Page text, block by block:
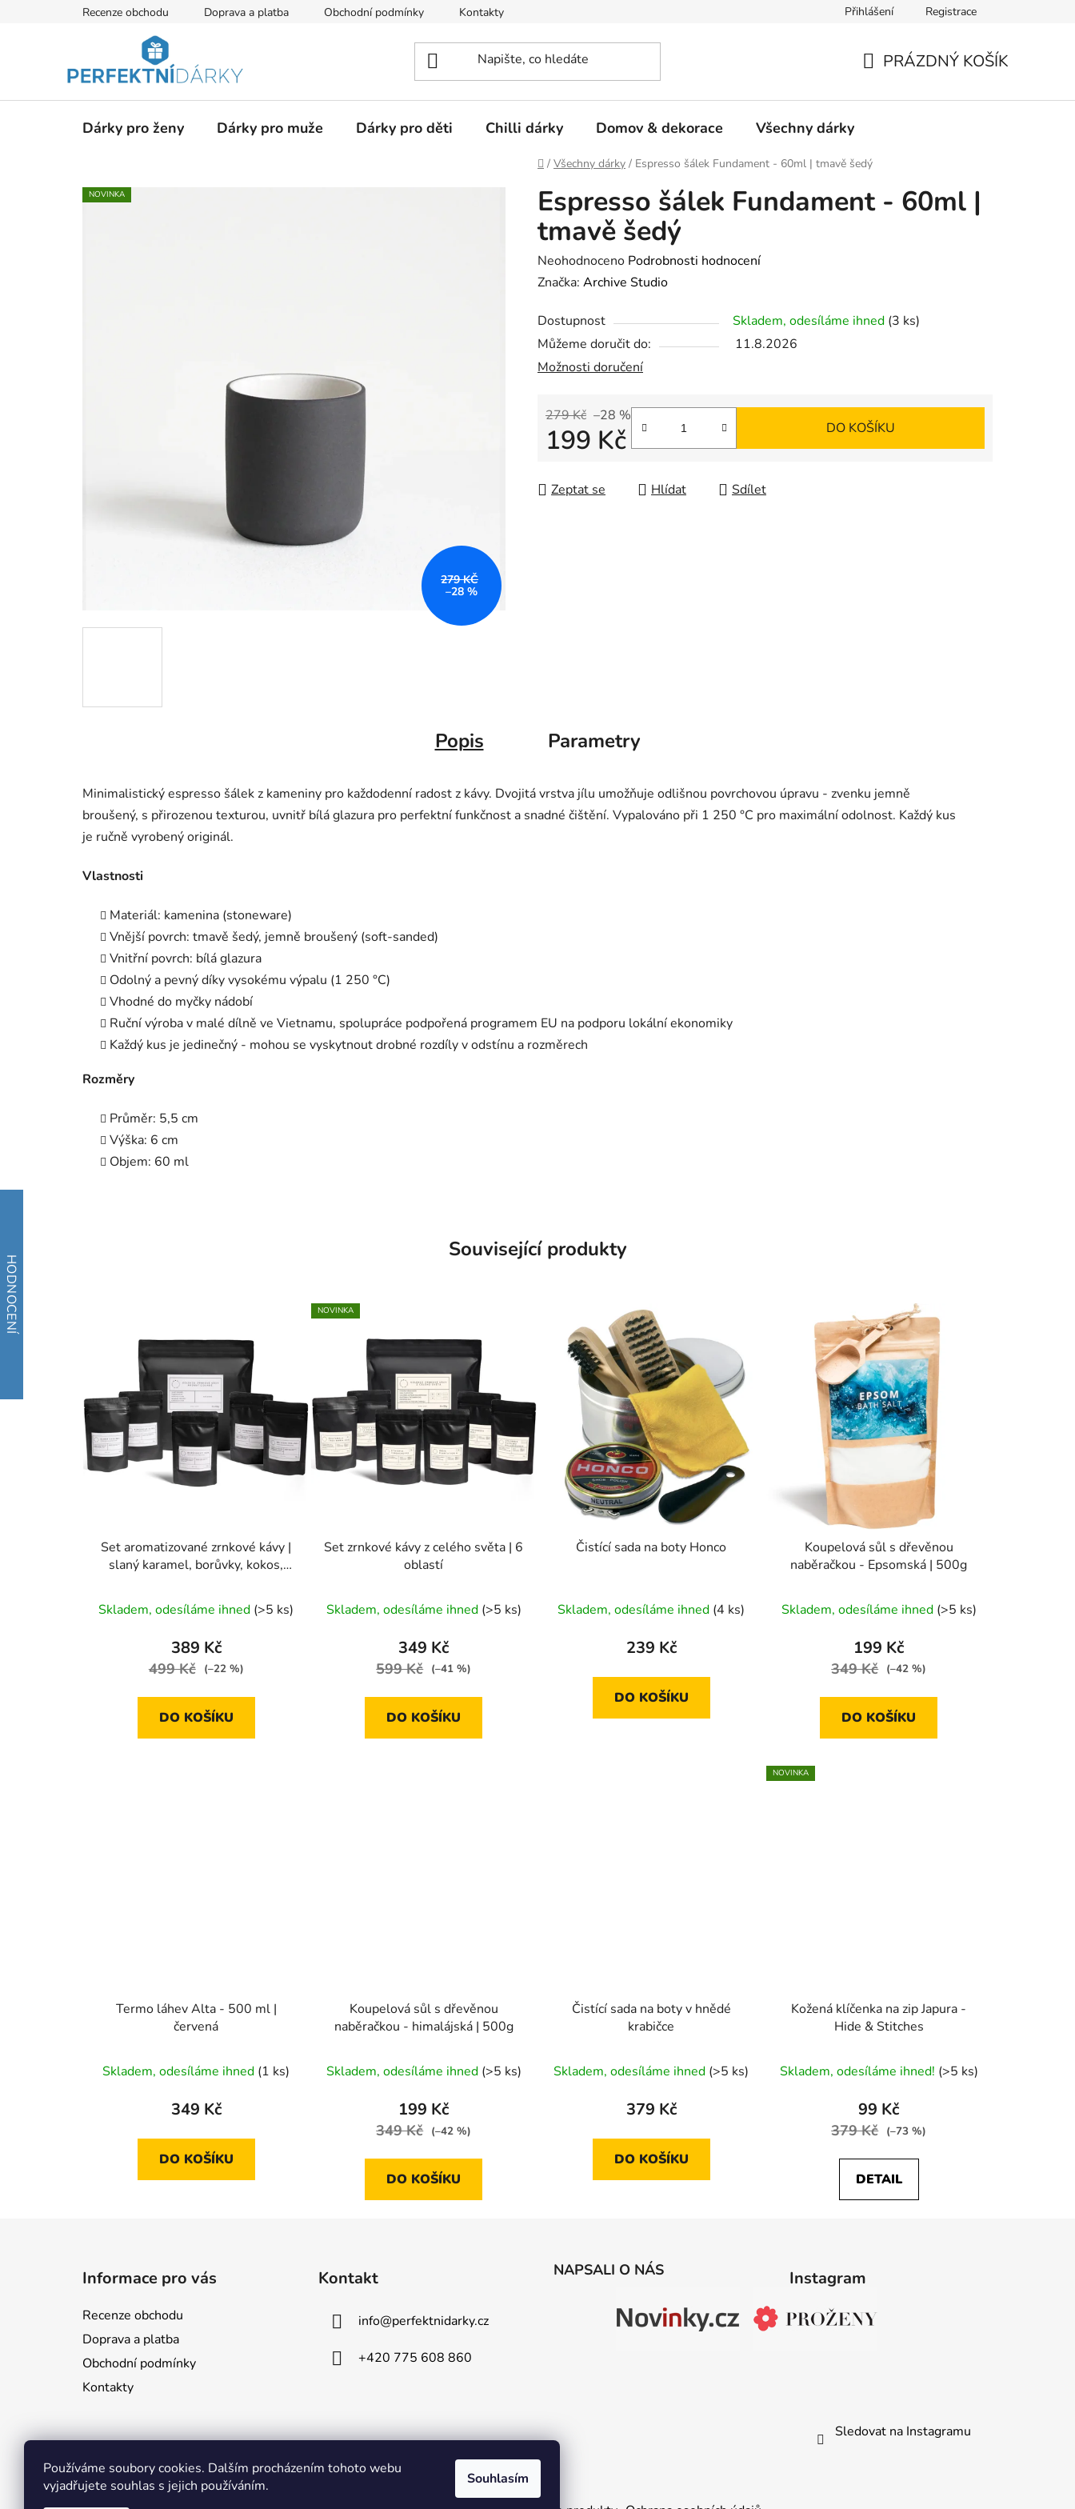
Používáme soubory cookies. Dalším procházením tohoto webu
vyjadřujete souhlas s jejich používáním.
Souhlasím
Recenze obchodu Doprava a platba Obchodní podmínky Kontakty Přihlášení Registrace
PRÁZDNÝ KOŠÍK
Dárky pro ženy Dárky pro muže Dárky pro děti Chilli dárky Domov & dekorace Všechny dárky
Domů
/ Všechny dárky / Espresso šálek Fundament - 60ml | tmavě šedý
Espresso šálek Fundament - 60ml |
tmavě šedý
Průměrné
hodnocení
je
0,0
z
hvězdiček.
Neohodnoceno Podrobnosti hodnocení
Značka: Archive Studio
Dostupnost Skladem, odesíláme ihned (3 ks)
Můžeme doručit do:
11.8.2026
Možnosti doručení
279 Kč –28 %
199 Kč DO KOŠÍKU
Zeptat se Hlídat Sdílet
NOVINKA
279 KČ
–28 %
Popis Parametry
Minimalistický espresso šálek z kameniny pro každodenní radost z kávy. Dvojitá vrstva jílu umožňuje odlišnou povrchovou úpravu - zvenku jemně
broušený, s přirozenou texturou, uvnitř bílá glazura pro perfektní funkčnost a snadné čištění. Vypalováno při 1 250 °C pro maximální odolnost. Každý kus
je ručně vyrobený originál.
Vlastnosti
Materiál: kamenina (stoneware)
Vnější povrch: tmavě šedý, jemně broušený (soft-sanded)
Vnitřní povrch: bílá glazura
Odolný a pevný díky vysokému výpalu (1 250 °C)
Vhodné do myčky nádobí
Ruční výroba v malé dílně ve Vietnamu, spolupráce podpořená programem EU na podporu lokální ekonomiky
Každý kus je jedinečný - mohou se vyskytnout drobné rozdíly v odstínu a rozměrech
Rozměry
Průměr: 5,5 cm
Výška: 6 cm
Objem: 60 ml
Související produkty
Set aromatizované zrnkové kávy |
slaný karamel, borůvky, kokos,
hodnocení
produktu
je
5
Skladem, odesíláme ihned (>5 ks)
389 Kč
499 Kč (–22 %)
DO KOŠÍKU
NOVINKA
Set zrnkové kávy z celého světa | 6
oblastí
hodnocení
produktu
je
5
Skladem, odesíláme ihned (>5 ks)
349 Kč
599 Kč (–41 %)
DO KOŠÍKU
Čistící sada na boty Honco
hodnocení
produktu
5,0
z
Skladem, odesíláme ihned (4 ks)
239 Kč
DO KOŠÍKU
Koupelová sůl s dřevěnou
naběračkou - Epsomská | 500g
hodnocení
produktu
je
5
Skladem, odesíláme ihned (>5 ks)
199 Kč
349 Kč (–42 %)
DO KOŠÍKU
Termo láhev Alta - 500 ml |
červená
hodnocení
produktu
5,0
z
Skladem, odesíláme ihned (1 ks)
349 Kč
DO KOŠÍKU
Koupelová sůl s dřevěnou
naběračkou - himalájská | 500g
hodnocení
produktu
je
5
Skladem, odesíláme ihned (>5 ks)
199 Kč
349 Kč (–42 %)
DO KOŠÍKU
Čistící sada na boty v hnědé
krabičce
hodnocení
produktu
4,5
z
Skladem, odesíláme ihned (>5 ks)
379 Kč
DO KOŠÍKU
NOVINKA
Kožená klíčenka na zip Japura -
Hide & Stitches
Skladem, odesíláme ihned! (>5 ks)
99 Kč
379 Kč (–73 %)
DETAIL
Informace pro vás
Recenze obchodu
Doprava a platba
Obchodní podmínky
Kontakty
Kontakt
info@perfektnidarky.cz
+420 775 608 860
NAPSALI O NÁS Instagram
Sledovat na Instagramu